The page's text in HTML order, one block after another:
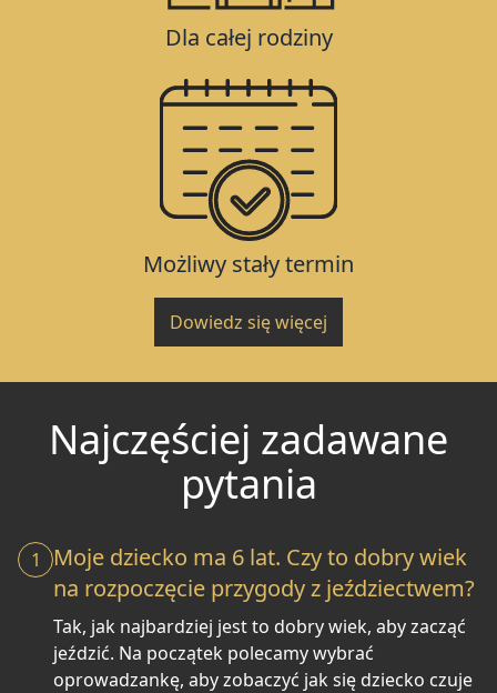
Dla całej rodziny
Możliwy stały termin
Dowiedz się więcej
Najczęściej zadawane
pytania
1
Moje dziecko ma 6 lat. Czy to dobry wiek
na rozpoczęcie przygody z jeździectwem?
Tak, jak najbardziej jest to dobry wiek, aby zacząć
jeździć. Na początek polecamy wybrać
oprowadzankę, aby zobaczyć jak się dziecko czuje